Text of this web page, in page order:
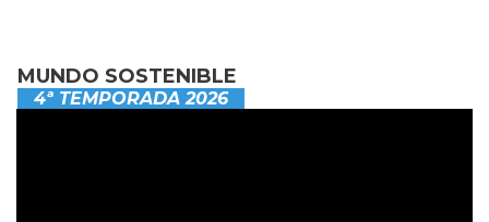
MUNDO SOSTENIBLE
4ª TEMPORADA 2026